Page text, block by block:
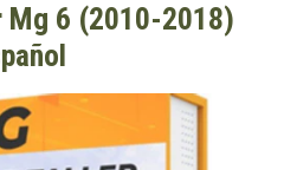
Mg 6 (2010-2018)